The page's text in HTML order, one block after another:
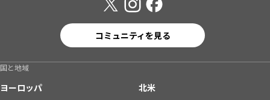
コミュニティを見る
国と地域
ヨーロッパ
北米